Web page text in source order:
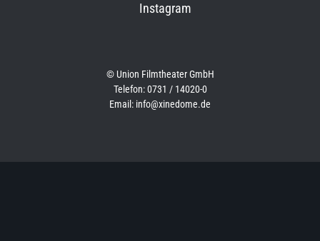
Instagram
© Union Filmtheater GmbH
Telefon: 0731 / 14020-0
Email: info@xinedome.de